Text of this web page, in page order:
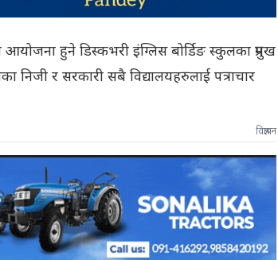
हुने डिस्कभरी इंग्लिस बोर्डिङ स्कुलका प्रमुख
निजी र सरकारी सबै विद्यालयहरुलाई पत्राचार
विज्ञापन